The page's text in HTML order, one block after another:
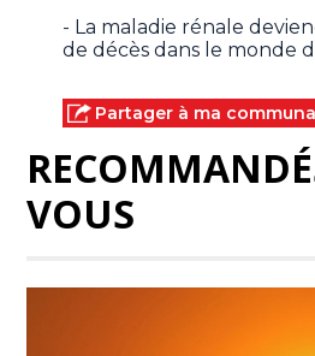
- La maladie rénale
de décès dans le monde
Partager à ma
VOUS